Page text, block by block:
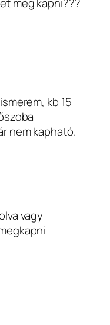
kb 15
nem kapható.
vagy